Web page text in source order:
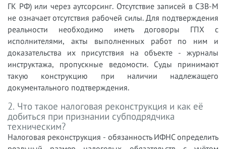
ГК РФ) или через аутсорсинг. Отсутствие записей в СЗВ-М
не означает отсутствия рабочей силы. Для подтверждения
реальности необходимо иметь договоры ГПХ с
исполнителями, акты выполненных работ по ним и
доказательства их присутствия на объекте - журналы
инструктажа, пропускные ведомости. Суды принимают
такую конструкцию при наличии надлежащего
документального подтверждения.
2. Что такое налоговая реконструкция и как её
добиться при признании субподрядчика
техническим?
Налоговая реконструкция - обязанность ИФНС определить